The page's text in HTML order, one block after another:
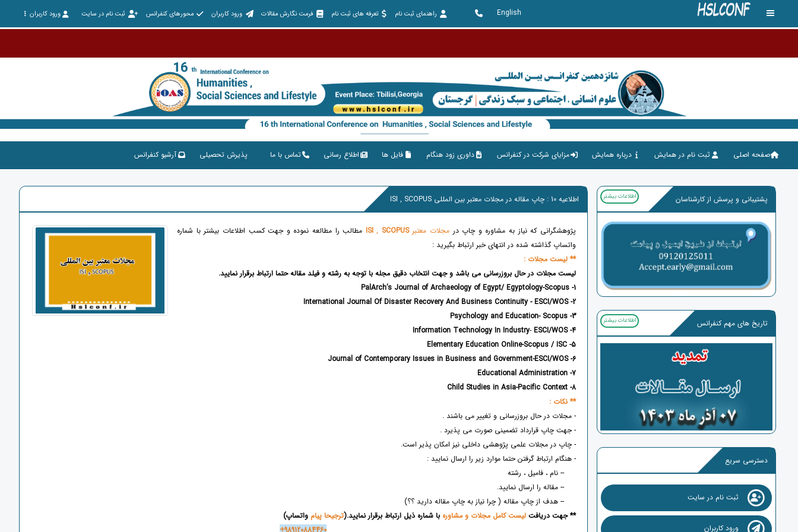
English راهنمای ثبت نام تعرفه های ثبت نام فرمت نگارش مقالات ورود کاربران محورهای کنفرانس ثبت نام در سایت ورود کاربران
صفحه اصلی ثبت نام در همایش درباره همایش مزایای شرکت در کنفرانس داوری زود هنگام فایل ها اطلاع رسانی تماس با ما پذیرش تحصیلی آرشیو کنفرانس
پشتیبانی و پرسش از کارشناسان اطلاعات بیشتر
تاریخ های مهم کنفرانس اطلاعات بیشتر
دسترسی سریع
ثبت نام در سایت
ورود کاربران
اطلاعیه 10 : چاپ مقاله در مجلات معتبر بین المللی ISI , SCOPUS
پژوهشگرانی که نیاز به مشاوره و چاپ در مجلات معتبر ISI, SCOPUS
مطالب را مطالعه نموده و جهت کسب اطلاعات بیشتر با شماره
واتساپ گذاشته شده در انتهای خبر ارتباط بگیرید :
** لیست مجلات :
لیست مجلات در حال بروزرسانی می باشد و جهت انتخاب دقیق مجله با توجه به رشته و فیلد مقاله حتما ارتباط برقرار نمایید.
1- PalArch’s Journal of Archaeology of Egypt/
Egyptology-Scopus
2- International Journal Of Disaster Recovery And Business Continuity - ESCI/WOS
3- Psychology and Education- Scopus
4- Information Technology In Industry
- ESCI/WOS
5- Elementary Education Online-Scopus / ISC
6- Journal of Contemporary Issues in Business and Government-ESCI/WOS
7- Educational Administration
8- Child Studies in Asia-Pacific Context
** نکات :
- مجلات در حال بروزرسانی و تغییر می باشند .
- جهت چاپ قرارداد تضمینی صورت می پذیرد .
- چاپ در مجلات علمی پژوهشی داخلی نیز امکان پذیر است.
- هنگام ارتباط گرفتن حتما موارد زیر را ارسال نمایید :
-- نام ، فامیل ، رشته
-- مقاله را ارسال نمایید.
-- هدف از چاپ مقاله ( چرا نیاز به چاپ مقاله دارید ؟؟)
** جهت دریافتلیست کامل مجلات و مشاوره با شماره ذیل ارتباط برقرار نمایید.(ترجیحا پیام واتساپ)